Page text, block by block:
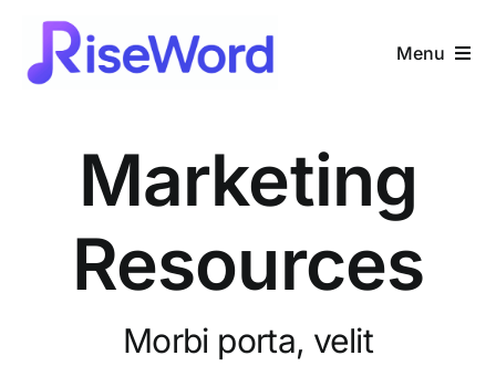
content
Menu
Servicii
De ce noi
Marketing
Resources
Morbi porta, velit